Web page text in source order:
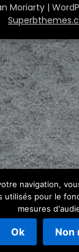
Moriarty |
navigation,
utilisés pour le
mesures
Ok Non